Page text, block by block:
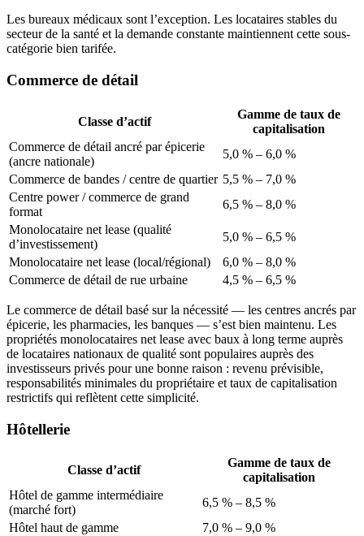
Les bureaux médicaux sont l’exception. Les locataires stables du
secteur de la santé et la demande constante maintiennent cette sous-
catégorie bien tarifée.
Commerce de détail
Classe d’actif
Gamme de taux de
capitalisation
Commerce de détail ancré par épicerie
(ancre nationale)
5,0 % – 6,0 %
Commerce de bandes / centre de quartier 5,5 % – 7,0 %
Centre power / commerce de grand
format
6,5 % – 8,0 %
Monolocataire net lease (qualité
d’investissement)
5,0 % – 6,5 %
Monolocataire net lease (local/régional)
6,0 % – 8,0 %
Commerce de détail de rue urbaine
4,5 % – 6,5 %
Le commerce de détail basé sur la nécessité — les centres ancrés par
épicerie, les pharmacies, les banques — s’est bien maintenu. Les
propriétés monolocataires net lease avec baux à long terme auprès
de locataires nationaux de qualité sont populaires auprès des
investisseurs privés pour une bonne raison : revenu prévisible,
responsabilités minimales du propriétaire et taux de capitalisation
restrictifs qui reflètent cette simplicité.
Hôtellerie
Classe d’actif
Gamme de taux de
capitalisation
Hôtel de gamme intermédiaire
(marché fort)
6,5 % – 8,5 %
Hôtel haut de gamme
7,0 % – 9,0 %